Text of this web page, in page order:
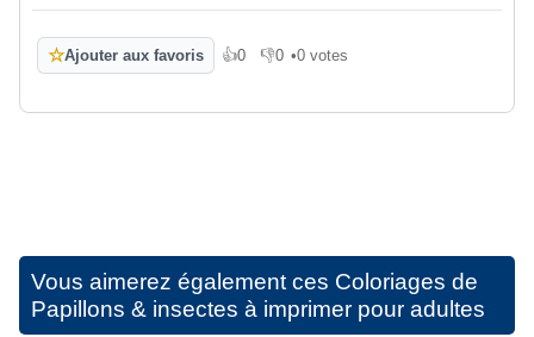
☆Ajouter aux favoris 👍0
J'aime 👎0
Je n'aime pas
•0 votes
Vous aimerez également ces Coloriages de
Papillons & insectes à imprimer pour adultes